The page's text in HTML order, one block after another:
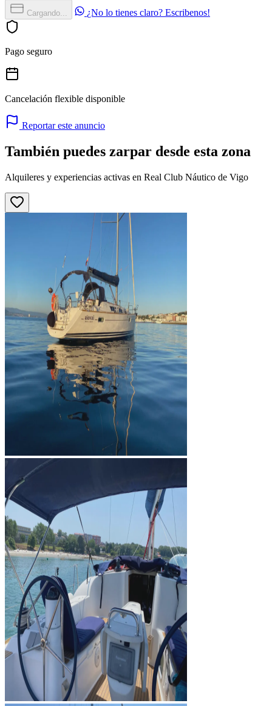
Cargando... ¿No lo tienes claro? Escribenos!
Pago seguro
Cancelación flexible disponible
Reportar este anuncio
También puedes zarpar desde esta zona
Alquileres y experiencias activas en Real Club Náutico de Vigo